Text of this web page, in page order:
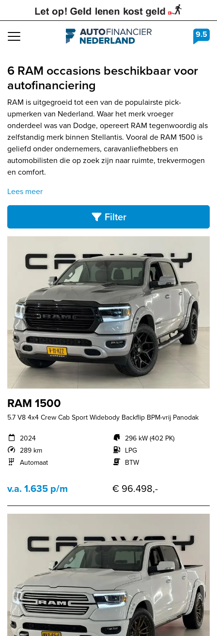
Navigation 9.5
6 RAM occasions beschikbaar voor
autofinanciering
RAM is uitgegroeid tot een van de populairste pick-
upmerken van Nederland. Waar het merk vroeger
onderdeel was van Dodge, opereert RAM tegenwoordig als
zelfstandig merk binnen Stellantis. Vooral de RAM 1500 is
geliefd onder ondernemers, caravanliefhebbers en
automobilisten die op zoek zijn naar ruimte, trekvermogen
en comfort.
Lees meer
Filter
RAM 1500
5.7 V8 4x4 Crew Cab Sport Widebody Backflip BPM-vrij Panodak
2024
289 km
Automaat
296 kW (402 PK)
LPG
BTW
v.a. 1.635 p/m € 96.498,-